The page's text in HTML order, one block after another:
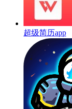
超级简历app